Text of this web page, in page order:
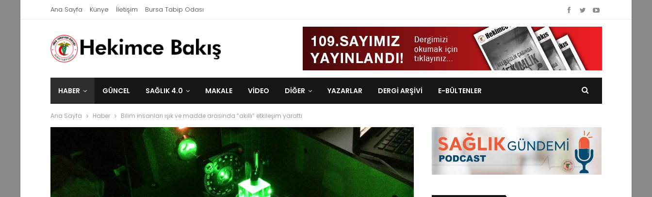
Ana Sayfa Künye İletişim Bursa Tabip Odası
HABER GÜNCEL SAĞLIK 4.0 MAKALE VIDEO DİĞER YAZARLAR DERGI ARŞIVI E-BÜLTENLER
Ana Sayfa Haber Bilim insanları ışık ve madde arasında “akıllı” etkileşim yarattı